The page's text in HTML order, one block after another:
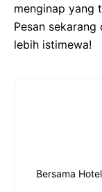
menginap yang
Pesan
lebih istimewa!
Bersama